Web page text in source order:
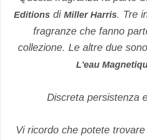
Editionsdi Miller Harris. Tre
fragranze che fanno
collezione. Le altre due
L'eau
Discreta persistenza
Vi ricordo che potete